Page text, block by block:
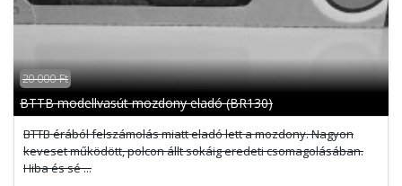
20 000 Ft
BTTB modellvasút mozdony eladó (BR130)
BTTB érából felszámolás miatt eladó lett a mozdony. Nagyon
keveset működött, polcon állt sokáig eredeti csomagolásában.
Hiba és sé ...